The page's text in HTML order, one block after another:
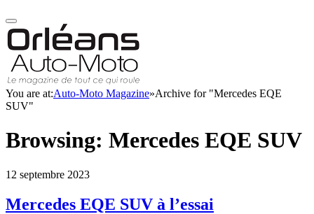
You are at:Auto-Moto Magazine»Archive for "Mercedes EQE
SUV"
Browsing: Mercedes EQE SUV
12 septembre 2023
Mercedes EQE SUV à l’essai